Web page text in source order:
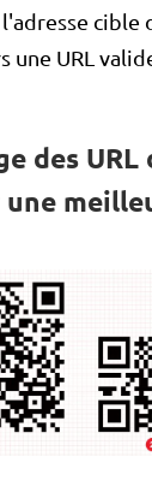
cible
une URL
des URL
une